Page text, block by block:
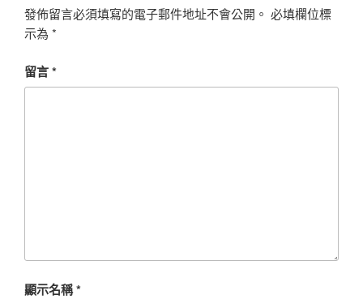
發佈留言必須填寫的電子郵件地址不會公開。 必填欄位標
示為 *
留言*
顯示名稱*